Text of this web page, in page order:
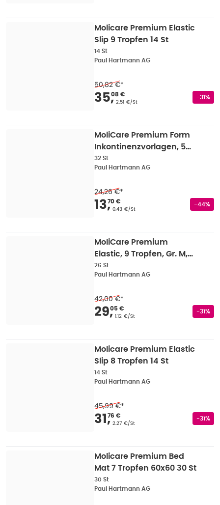
Molicare Premium Elastic
Slip 9 Tropfen 14 St
14 St
Paul Hartmann AG
50,82 €*
Verkaufspreis
35,
08 €
Grundpreis
2.51 €/St
-31%
MoliCare Premium Form
Inkontinenzvorlagen, 5
Tropfen, 62 x 29,5 cm 32
St
32 St
Paul Hartmann AG
24,26 €*
Verkaufspreis
13,
70 €
Grundpreis
0.43 €/St
-44%
MoliCare Premium
Elastic, 9 Tropfen, Gr. M,
85 - 120 cm Hüftumfang
26 St
26 St
Paul Hartmann AG
42,00 €*
Verkaufspreis
29,
05 €
Grundpreis
1.12 €/St
-31%
Molicare Premium Elastic
Slip 8 Tropfen 14 St
14 St
Paul Hartmann AG
45,99 €*
Verkaufspreis
31,
76 €
Grundpreis
2.27 €/St
-31%
Molicare Premium Bed
Mat 7 Tropfen 60x60 30 St
30 St
Paul Hartmann AG